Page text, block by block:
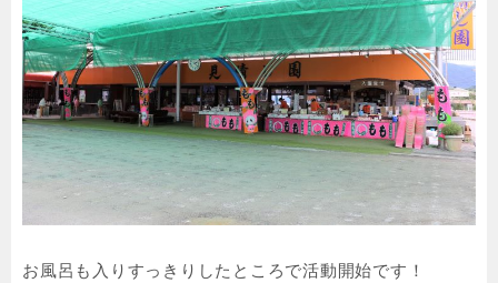
お風呂も入りすっきりしたところで活動開始です！